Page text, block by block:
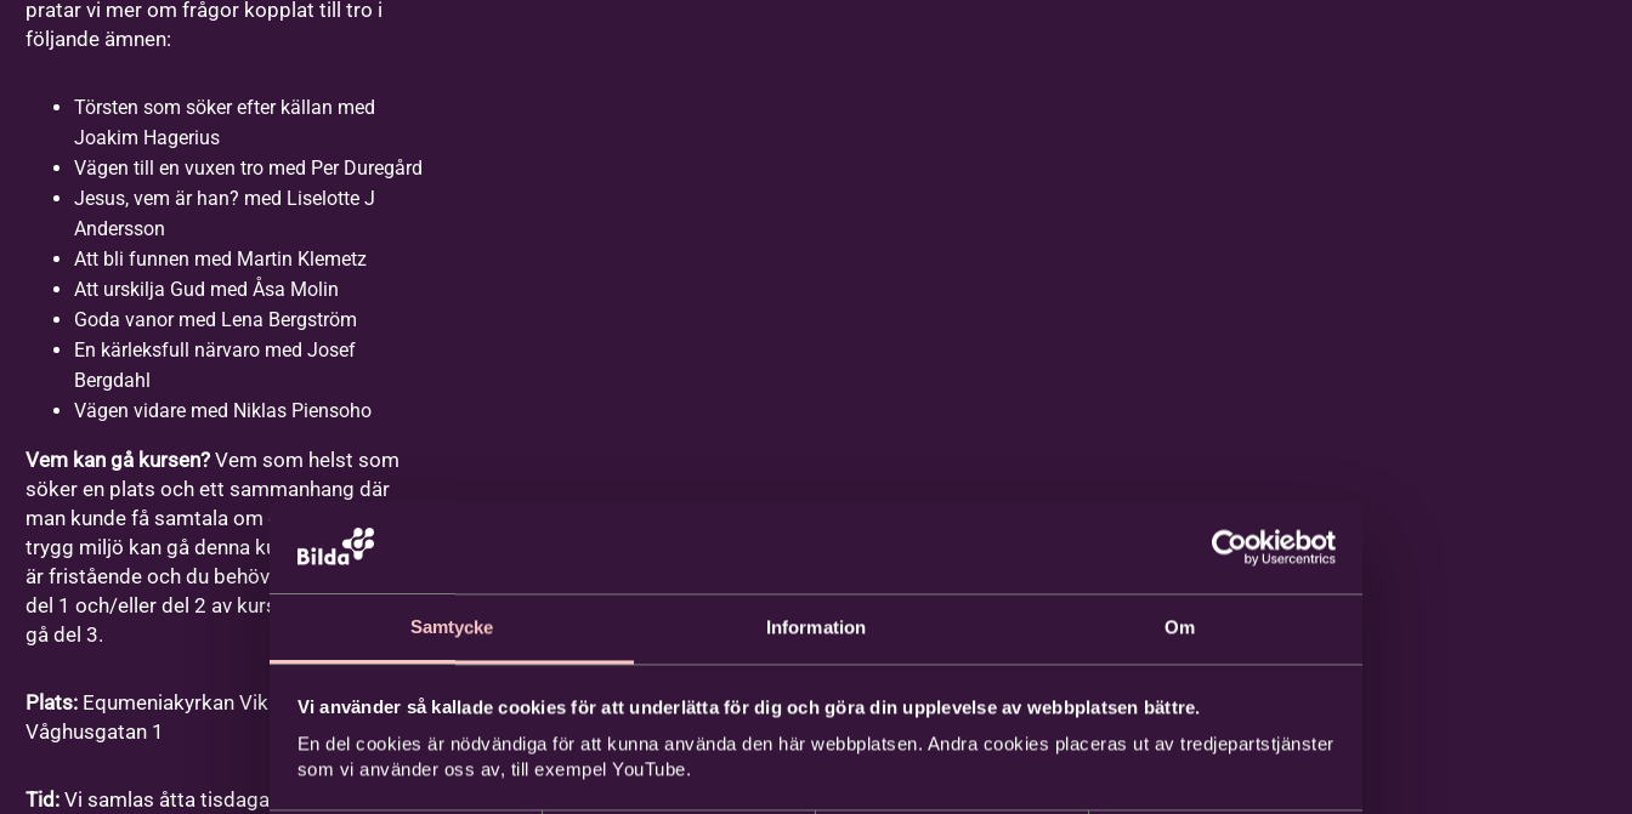
Samtycke Information Om
Vi använder så kallade cookies för att underlätta för dig och göra din upplevelse av webbplatsen bättre.
En del cookies är nödvändiga för att kunna använda den här webbplatsen. Andra cookies placeras ut av tredjepartstjänster
som vi använder oss av, till exempel YouTube.
pratar vi mer om frågor kopplat till tro i
följande ämnen:
Törsten som söker efter källan med
Joakim Hagerius
Vägen till en vuxen tro med Per Duregård
Jesus, vem är han? med Liselotte J
Andersson
Att bli funnen med Martin Klemetz
Att urskilja Gud med Åsa Molin
Goda vanor med Lena Bergström
En kärleksfull närvaro med Josef
Bergdahl
Vägen vidare med Niklas Piensoho
Vem kan gå kursen? Vem som helst som
söker en plats och ett sammanhang där
man kunde få samtala om dessa frågor i en
trygg miljö kan gå denna kurs. Varje gång
är fristående och du behöver inte ha gått
del 1 och/eller del 2 av kursen för att kunna
gå del 3.
Plats: Equmeniakyrkan Vikingstad,
Våghusgatan 1
Tid: Vi samlas åtta tisdagar mellan kl. 18-